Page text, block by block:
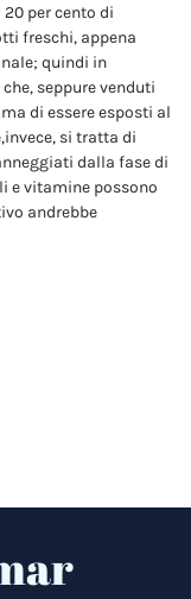
per cento di
freschi, appena
quindi in
seppure venduti
di essere esposti al
si tratta di
dalla fase di
e vitamine possono
andrebbe